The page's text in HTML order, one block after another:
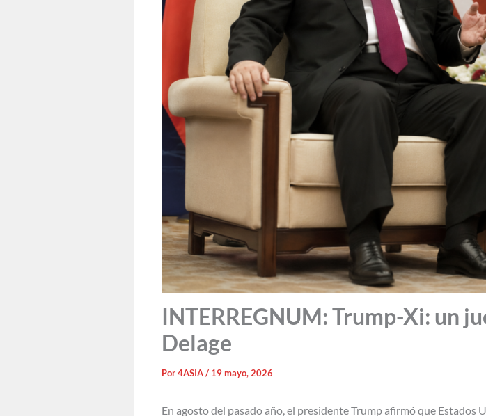
INTERREGNUM: Trump-Xi: un
Delage
Por4ASIA/ 19 mayo, 2026
En agosto del pasado año, el presidente Trump afirmó que Estados